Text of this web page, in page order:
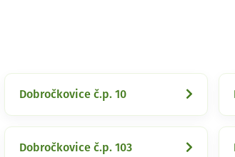
Dobročkovice č.p. 10
Dobročkovice č.p. 103